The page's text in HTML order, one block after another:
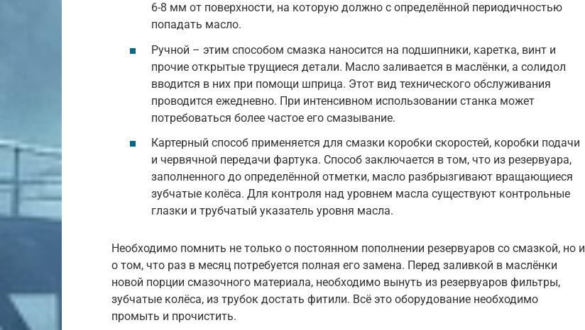
6-8 мм от поверхности, на которую должно с определённой периодичностью
попадать масло.
Ручной – этим способом смазка наносится на подшипники, каретка, винт и
прочие открытые трущиеся детали. Масло заливается в маслёнки, а солидол
вводится в них при помощи шприца. Этот вид технического обслуживания
проводится ежедневно. При интенсивном использовании станка может
потребоваться более частое его смазывание.
Картерный способ применяется для смазки коробки скоростей, коробки подачи
и червячной передачи фартука. Способ заключается в том, что из резервуара,
заполненного до определённой отметки, масло разбрызгивают вращающиеся
зубчатые колёса. Для контроля над уровнем масла существуют контрольные
глазки и трубчатый указатель уровня масла.
Необходимо помнить не только о постоянном пополнении резервуаров со смазкой, но и
о том, что раз в месяц потребуется полная его замена. Перед заливкой в маслёнки
новой порции смазочного материала, необходимо вынуть из резервуаров фильтры,
зубчатые колёса, из трубок достать фитили. Всё это оборудование необходимо
промыть и прочистить.